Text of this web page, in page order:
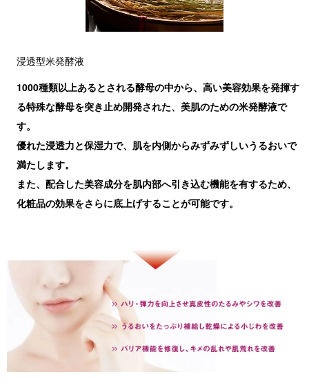
浸透型米発酵液
1000種類以上あるとされる酵母の中から、高い美容効果を発揮す
る特殊な酵母を突き止め開発された、美肌のための米発酵液で
す。
優れた浸透力と保湿力で、肌を内側からみずみずしいうるおいで
満たします。
また、配合した美容成分を肌内部へ引き込む機能を有するため、
化粧品の効果をさらに底上げすることが可能です。